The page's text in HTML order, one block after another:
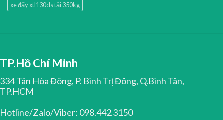
xe đẩy xtl130ds tải 350kg
TP.Hồ Chí Minh
334 Tân Hòa Đông, P. Bình Trị Đông, Q.Bình Tân,
TP.HCM
Hotline/Zalo/Viber: 098.442.3150